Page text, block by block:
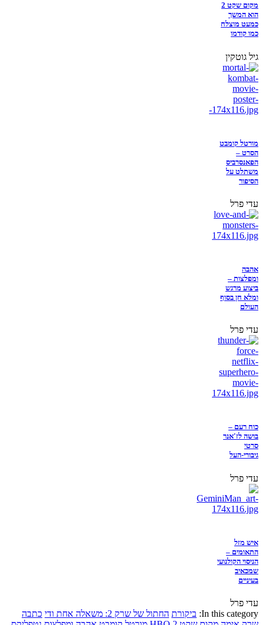
מקום שקט 2
הוא המשך
כמעט מוצלח
כמו קודמו
גיל גוטקין
מורטל קומבט
הסרט –
הפאנסרביס
משתלט על
הסיפור
עדי פרל
אהבה
ומפלצות –
ביצוע מרגש
ומלא חן בסוף
העולם
עדי פרל
כוח רעם –
בושה לז'אנר
סרטי
גיבורי-העל
עדי פרל
איש מזל
התאומים –
הניסוי הקולנועי
שמכאיב
בעיניים
עדי פרל
In this category: ביקורת החתול של שרק 2: משאלה אחת ודי
כתבה